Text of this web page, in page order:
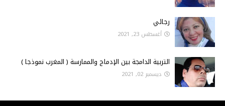
رجائي
أغسطس 23, 2021
التربية الدامجة بين الإدماج والممارسة ( المغرب نموذجا )
ديسمبر 02, 2021